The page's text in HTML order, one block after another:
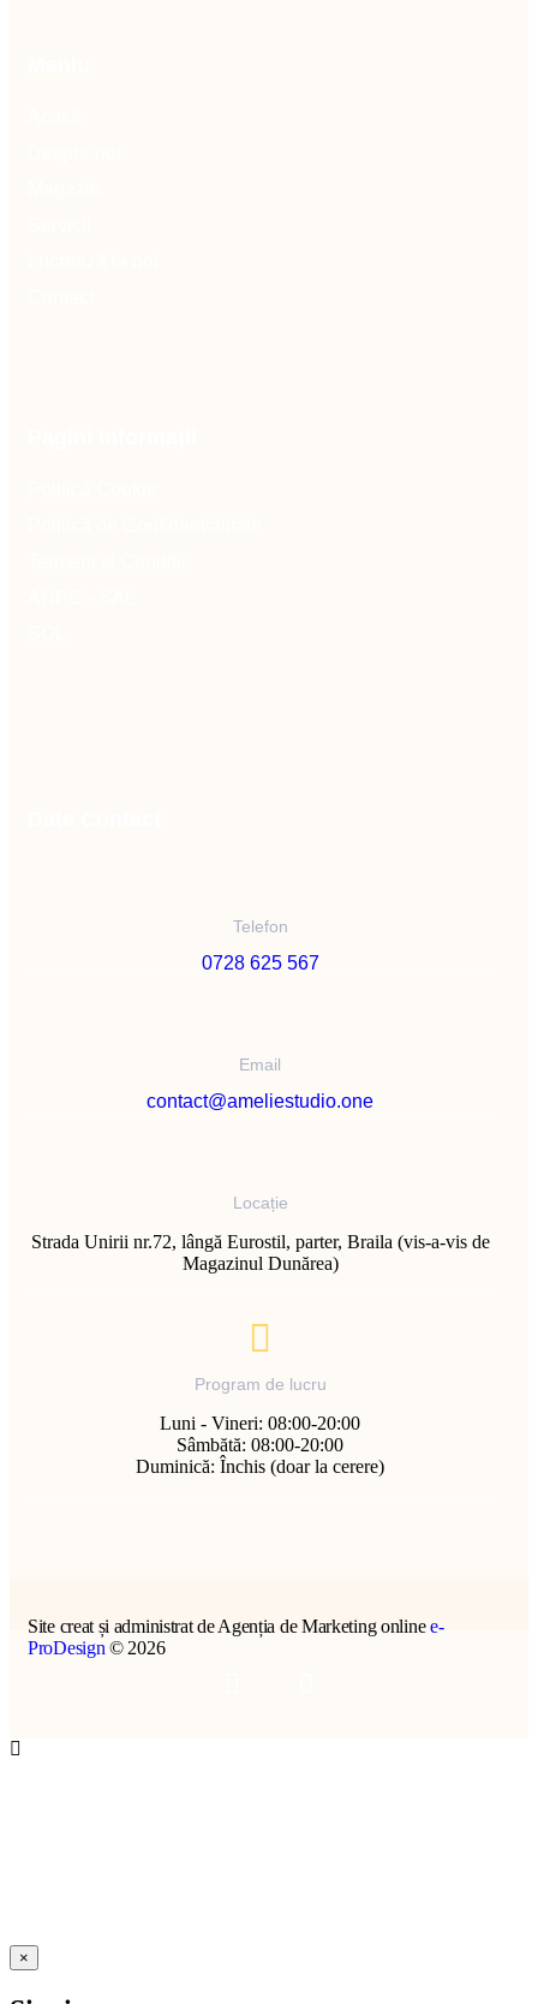
Telefon
0728 625 567
Email
contact@ameliestudio.one
Locație
Strada Unirii nr.72, lângă Eurostil, parter, Braila (vis-a-vis de
Magazinul Dunărea)
Program de lucru
Luni - Vineri: 08:00-20:00
Sâmbătă: 08:00-20:00
Duminică: Închis (doar la cerere)
Site creat și administrat de Agenția de Marketing onlinee-
ProDesign © 2026
×